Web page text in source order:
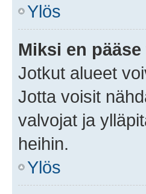
Ylös
Miksi en
Jotkut alueet
Jotta voisit
valvojat ja
heihin.
Ylös